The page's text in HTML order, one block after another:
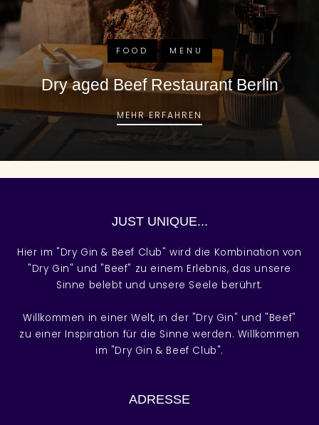
FOOD MENU
Dry aged Beef Restaurant Berlin
MEHR ERFAHREN DRY AGED BEEF
JUST UNIQUE...
Hier im "Dry Gin & Beef Club" wird die Kombination von
"Dry Gin" und "Beef" zu einem Erlebnis, das unsere
Sinne belebt und unsere Seele berührt.
Willkommen in einer Welt, in der "Dry Gin" und "Beef"
zu einer Inspiration für die Sinne werden. Willkommen
im "Dry Gin & Beef Club".
ADRESSE